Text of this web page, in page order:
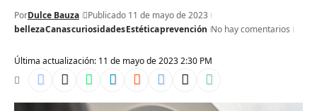
Última actualización: 11 de mayo de 2023 2:30 PM
PorDulce Bauza
Publicado 11 de mayo de 2023
bellezaCanascuriosidadesEstéticaprevención No hay comentarios